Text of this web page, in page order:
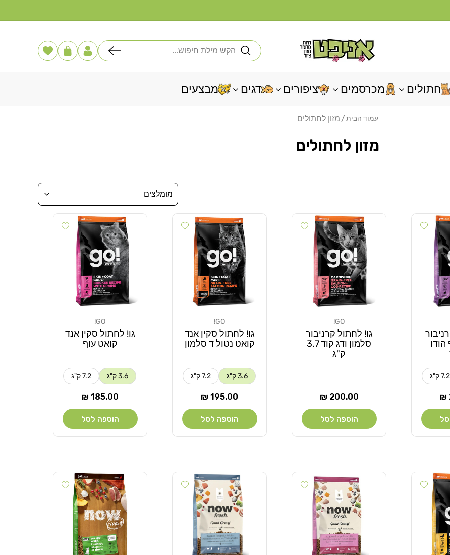
חיפוש עֲגָלָההרשימה
שלי
חתולים מכרסמים ציפורים דגים מבצעים
עמוד הבית מזון לחתולים
מזון לחתולים
מומלצים
Add wishlist
הודו
7.2 ק"ג
Add wishlist
GO!
גו! לחתול קרניבור
סלמון ודג קוד 3.7
ק"ג
מחיר
200.00 ₪
הוספה לסל
Add wishlist
GO!
גו! לחתול סקין אנד
קואט נטול ד סלמון
3.6 ק"ג 7.2 ק"ג
מחיר
195.00 ₪
הוספה לסל
Add wishlist
GO!
גו! לחתול סקין אנד
קואט עוף
3.6 ק"ג 7.2 ק"ג
מחיר
185.00 ₪
הוספה לסל
Add wishlist
Add wishlist
Add wishlist
Add wishlist